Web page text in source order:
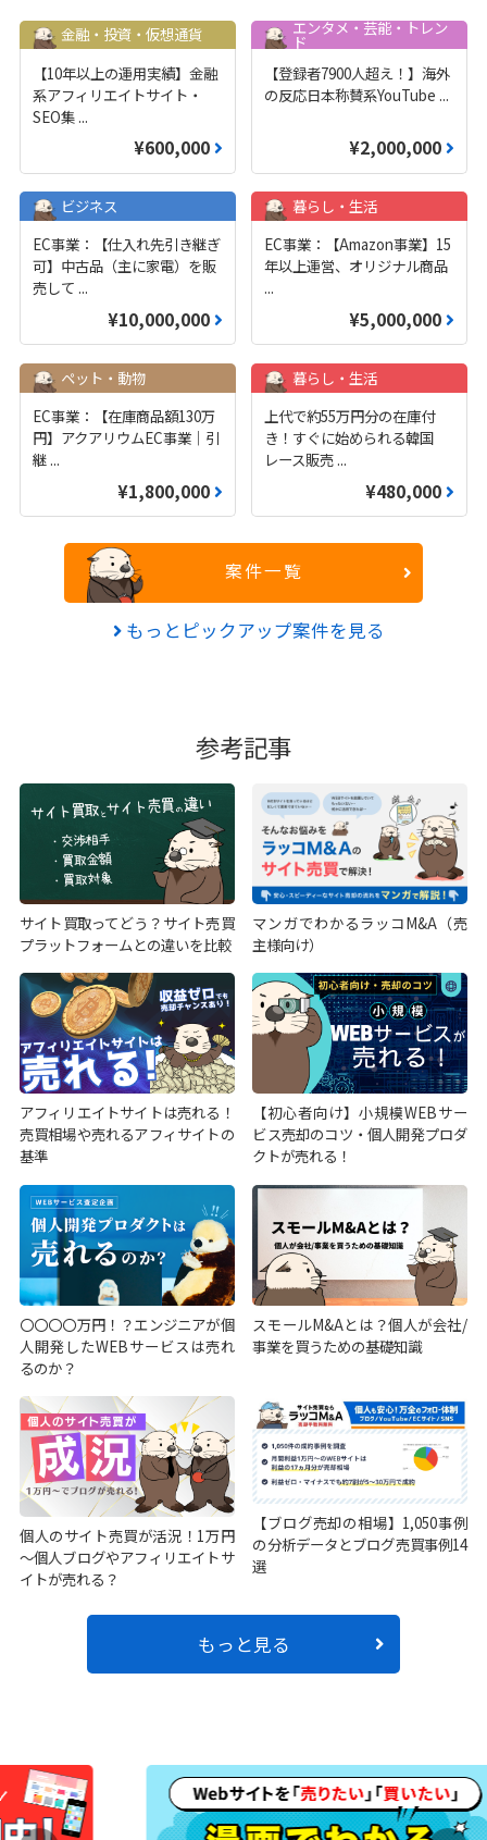
金融・投資・仮想通貨
【10年以上の運用実績】金融
系アフィリエイトサイト・
SEO集 ...
¥600,000
エンタメ・芸能・トレン
ド
【登録者7900人超え！】海外
の反応日本称賛系YouTube ...
¥2,000,000
ビジネス
EC事業：【仕入れ先引き継ぎ
可】中古品（主に家電）を販
売して ...
¥10,000,000
暮らし・生活
EC事業：【Amazon事業】15
年以上運営、オリジナル商品
...
¥5,000,000
ペット・動物
EC事業：【在庫商品額130万
円】アクアリウムEC事業｜引
継 ...
¥1,800,000
暮らし・生活
上代で約55万円分の在庫付
き！すぐに始められる韓国
レース販売 ...
¥480,000
案件一覧
もっとピックアップ案件を見る
参考記事
サイト買取ってどう？サイト売買
プラットフォームとの違いを比較
マンガでわかるラッコM&A（売
主様向け）
アフィリエイトサイトは売れる！
売買相場や売れるアフィサイトの
基準
【初心者向け】小規模WEBサー
ビス売却のコツ・個人開発プロダ
クトが売れる！
〇〇〇〇万円！？エンジニアが個
人開発したWEBサービスは売れ
るのか？
スモールM&Aとは？個人が会社/
事業を買うための基礎知識
個人のサイト売買が活況！1万円
～個人ブログやアフィリエイトサ
イトが売れる？
【ブログ売却の相場】1,050事例
の分析データとブログ売買事例14
選
もっと見る